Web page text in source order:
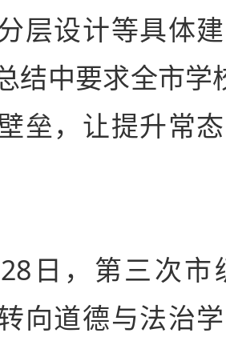
层设计等具体
结中要求全市学
垒，让提升常
日，第三次
向道德与法治